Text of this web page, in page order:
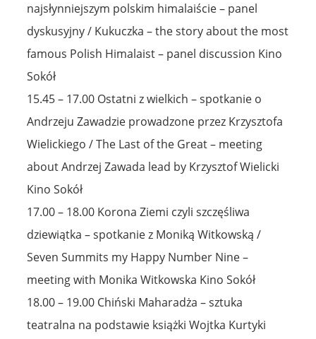
najsłynniejszym polskim himalaiście – panel
dyskusyjny / Kukuczka – the story about the most
famous Polish Himalaist – panel discussion Kino
Sokół
15.45 – 17.00 Ostatni z wielkich – spotkanie o
Andrzeju Zawadzie prowadzone przez Krzysztofa
Wielickiego / The Last of the Great – meeting
about Andrzej Zawada lead by Krzysztof Wielicki
Kino Sokół
17.00 – 18.00 Korona Ziemi czyli szczęśliwa
dziewiątka – spotkanie z Moniką Witkowską /
Seven Summits my Happy Number Nine –
meeting with Monika Witkowska Kino Sokół
18.00 – 19.00 Chiński Maharadża – sztuka
teatralna na podstawie książki Wojtka Kurtyki